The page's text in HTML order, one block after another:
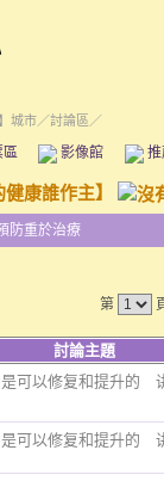
城市／討論區／
影像館
健康誰作主】
防重於治療
第
討論主題
可以修复和提升的
可以修复和提升的